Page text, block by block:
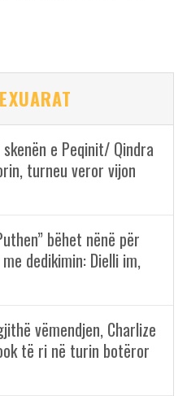
e Peqinit/ Qindra
turneu veror vijon
bëhet nënë për
dedikimin: Dielli im,
vëmendjen, Charlize
të ri në turin botëror